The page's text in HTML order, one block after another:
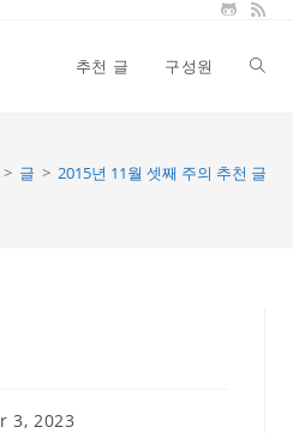
추천 글 구성원 Toggle
> 글 > 2015년 11월 셋째 주의 추천 글
3, 2023